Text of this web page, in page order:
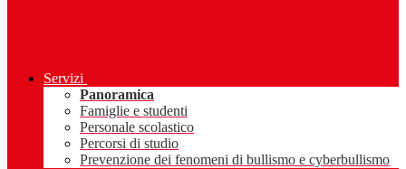
Servizi
Panoramica
Famiglie e studenti
Personale scolastico
Percorsi di studio
Prevenzione dei fenomeni di bullismo e cyberbullismo